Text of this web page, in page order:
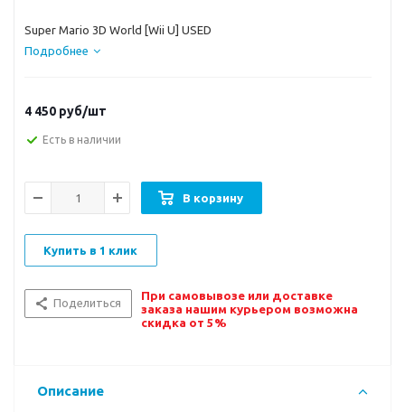
Super Mario 3D World [Wii U] USED
Подробнее
4 450 руб/шт
Есть в наличии
В корзину
Купить в 1 клик
Поделиться
При самовывозе или доставке
заказа нашим курьером возможна
скидка от 5%
Описание